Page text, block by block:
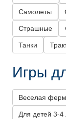
Самолеты
Страшные
Танки
Игры
Веселая
Для детей 3-4